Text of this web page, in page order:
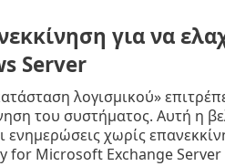
για να
Server
λογισμικού»
του συστήματος. Αυτή η
χωρίς
for Microsoft Exchange